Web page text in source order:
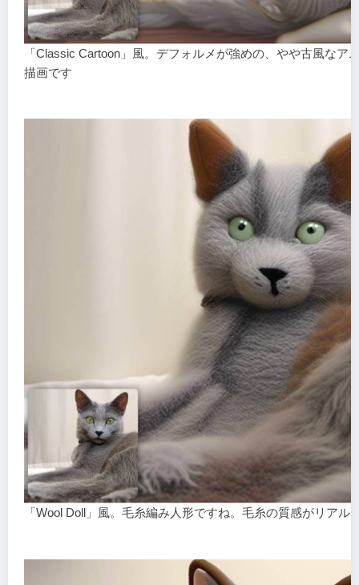
「Classic Cartoon」風。デフォルメが強めの、やや古風なア
描画です
「Wool Doll」風。毛糸編み人形ですね。毛糸の質感がリアル